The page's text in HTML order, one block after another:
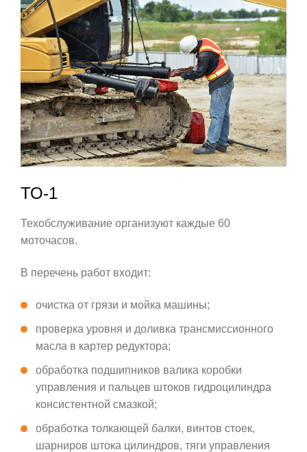
ТО-1
Техобслуживание организуют каждые 60
моточасов.
В перечень работ входит:
очистка от грязи и мойка машины;
проверка уровня и доливка трансмиссионного
масла в картер редуктора;
обработка подшипников валика коробки
управления и пальцев штоков гидроцилиндра
консистентной смазкой;
обработка толкающей балки, винтов стоек,
шарниров штока цилиндров, тяги управления